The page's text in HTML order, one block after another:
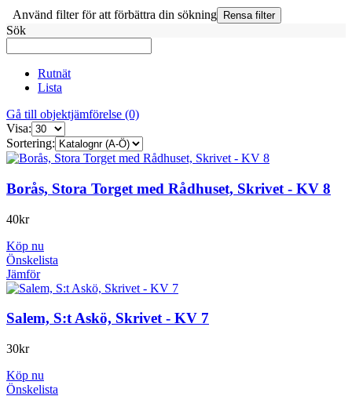
Använd filter för att förbättra din sökning
Sök
Rutnät
Lista
Gå till objektjämförelse (0)
Visa:
Sortering:
Borås, Stora Torget med Rådhuset, Skrivet - KV 8
40kr
Köp nu
Önskelista
Jämför
Salem, S:t Askö, Skrivet - KV 7
30kr
Köp nu
Önskelista